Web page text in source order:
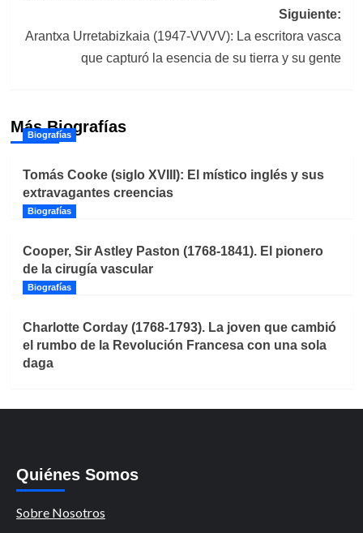
Siguiente:
Arantxa Urretabizkaia (1947-VVVV): La escritora vasca
que capturó la esencia de su tierra y su gente
Más Biografías
Biografías
Tomás Cooke (siglo XVIII): El místico inglés y sus
extravagantes creencias
Biografías
Cooper, Sir Astley Paston (1768-1841). El pionero
de la cirugía vascular
Biografías
Charlotte Corday (1768-1793). La joven que cambió
el rumbo de la Revolución Francesa con una sola
daga
Quiénes Somos
Sobre Nosotros